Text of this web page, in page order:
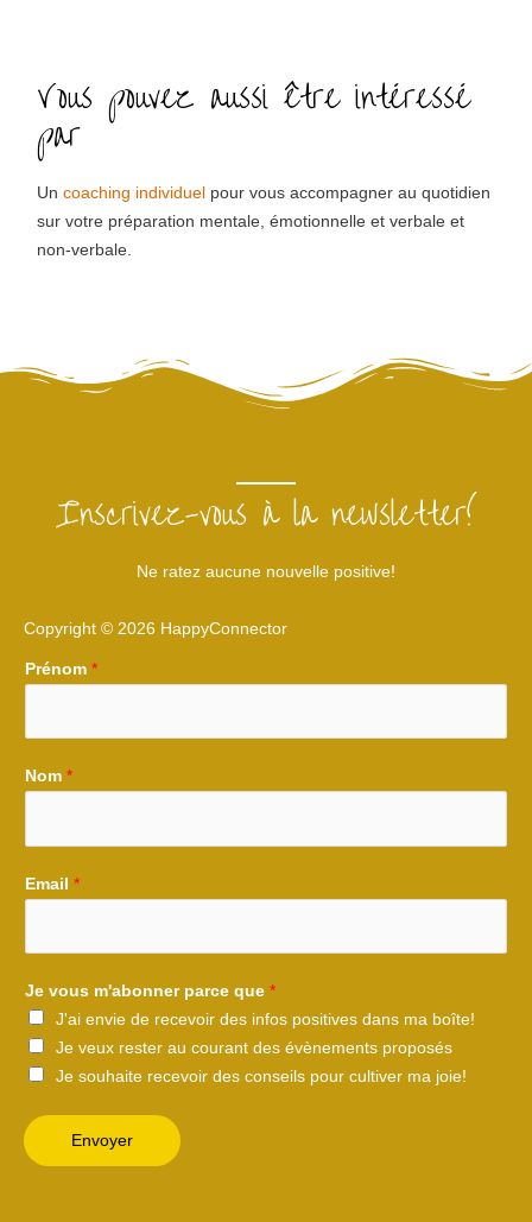
Vous pouvez aussi être intéressé
par
Uncoaching individuel pour vous accompagner au quotidien
sur votre préparation mentale, émotionnelle et verbale et
non-verbale.
Inscrivez-vous à la newsletter!
Ne ratez aucune nouvelle positive!
Copyright © 2026 HappyConnector
Prénom *
Nom *
Email *
Je vous m'abonner parce que *
J'ai envie de recevoir des infos positives dans ma boîte!
Je veux rester au courant des évènements proposés
Je souhaite recevoir des conseils pour cultiver ma joie!
Envoyer